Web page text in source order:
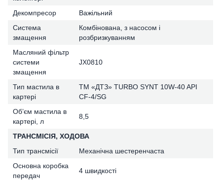
Декомпресор
Важільний
Система
змащення
Комбінована, з насосом і
розбризкуванням
Масляний фільтр
системи
змащення
JX0810
Тип мастила в
картері
ТМ «ДТЗ» TURBO SYNT 10W-40 API
CF-4/SG
Об’єм мастила в
картері, л
8,5
ТРАНСМІСІЯ, ХОДОВА
Тип трансмісії
Механічна шестеренчаста
Основна коробка
передач
4 швидкості